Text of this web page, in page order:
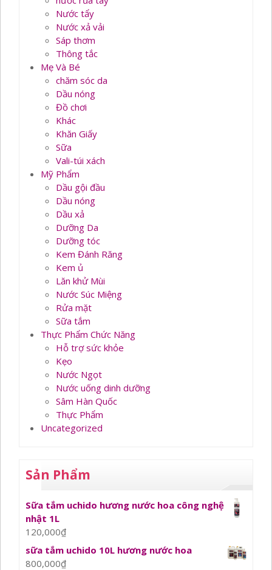
Nước tẩy
Nước xả vải
Sáp thơm
Thông tắc
Mẹ Và Bé
chăm sóc da
Dầu nóng
Đồ chơi
Khác
Khăn Giấy
Sữa
Vali-túi xách
Mỹ Phẩm
Dầu gội đầu
Dầu nóng
Dầu xả
Dưỡng Da
Dưỡng tóc
Kem Đánh Răng
Kem ủ
Lăn khử Mùi
Nước Súc Miệng
Rửa mặt
Sữa tắm
Thực Phẩm Chức Năng
Hỗ trợ sức khỏe
Kẹo
Nước Ngọt
Nước uống dinh dưỡng
Sâm Hàn Quốc
Thực Phẩm
Uncategorized
Sản Phẩm
Sữa tắm uchido hương nước hoa công nghệ
nhật 1L
120,000₫
sữa tắm uchido 10L hương nước hoa
800,000₫